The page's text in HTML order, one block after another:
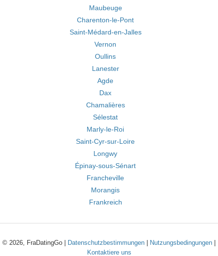
Maubeuge
Charenton-le-Pont
Saint-Médard-en-Jalles
Vernon
Oullins
Lanester
Agde
Dax
Chamalières
Sélestat
Marly-le-Roi
Saint-Cyr-sur-Loire
Longwy
Épinay-sous-Sénart
Francheville
Morangis
Frankreich
© 2026, FraDatingGo | Datenschutzbestimmungen Nutzungsbedingungen
Kontaktiere uns